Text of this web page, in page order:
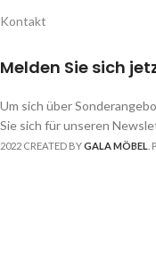
Kontakt
Melden Sie sich
Um sich über
Sie sich für unseren
2022 CREATED BYGALA MÖBEL